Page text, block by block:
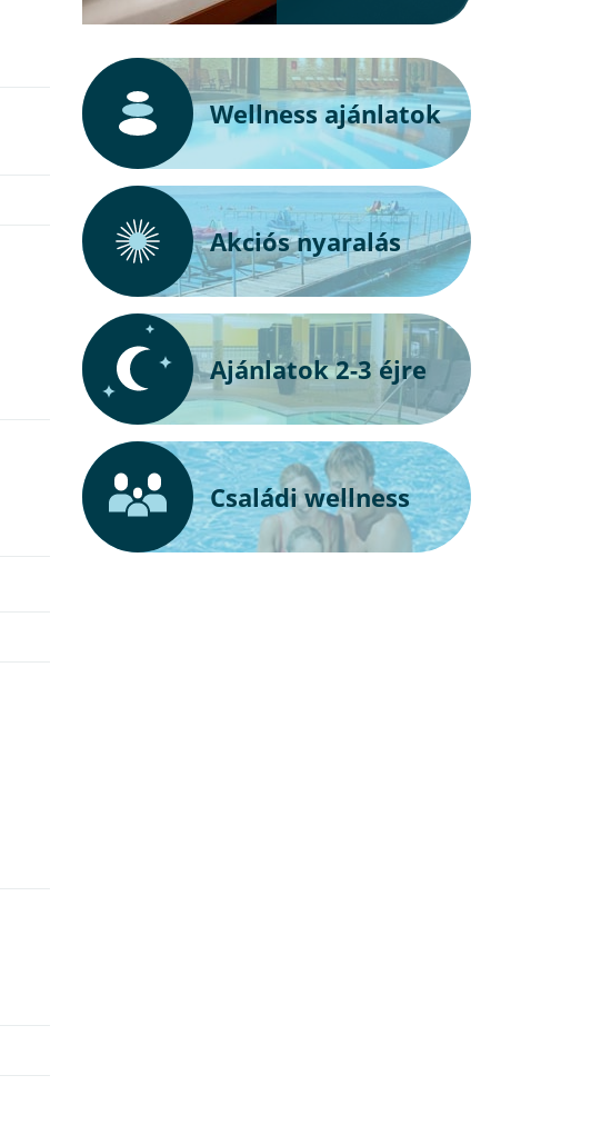
Wellness ajánlatok
Akciós nyaralás
Ajánlatok 2-3 éjre
Családi wellness